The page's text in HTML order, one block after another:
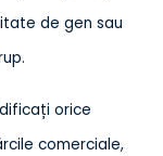
de gen sau
orice
comerciale,